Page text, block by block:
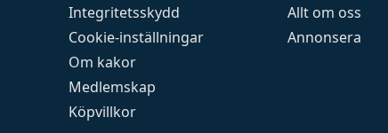
Integritetsskydd
Cookie-inställningar
Om kakor
Medlemskap
Köpvillkor
Allt om oss
Annonsera